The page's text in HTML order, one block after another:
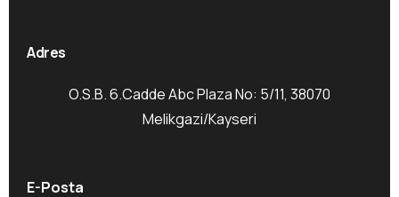
Adres
O.S.B. 6.Cadde Abc Plaza No: 5/11, 38070
Melikgazi/Kayseri
E-Posta